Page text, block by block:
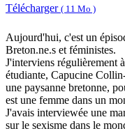
Télécharger ( 11 Mo )
Aujourd'hui, c'est un
Breton.ne.s et féministes.
J'interviens régulièrement
étudiante, Capucine
une paysanne bretonne,
est une femme dans un
J'avais interviewée une
sur le sexisme dans le